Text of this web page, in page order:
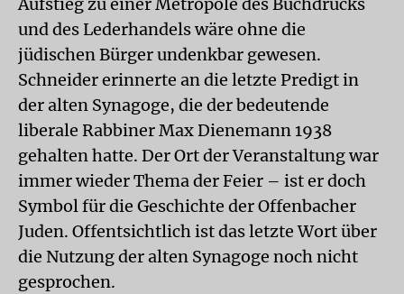
und des Lederhandels wäre ohne die
jüdischen Bürger undenkbar gewesen.
Schneider erinnerte an die letzte Predigt in
der alten Synagoge, die der bedeutende
liberale Rabbiner Max Dienemann 1938
gehalten hatte. Der Ort der Veranstaltung war
immer wieder Thema der Feier – ist er doch
Symbol für die Geschichte der Offenbacher
Juden. Offentsichtlich ist das letzte Wort über
die Nutzung der alten Synagoge noch nicht
gesprochen.